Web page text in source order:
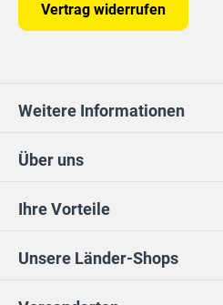
Ihre Vorteile
Unsere Länder-Shops
Über uns
Vertrag widerrufen
Weitere Informationen